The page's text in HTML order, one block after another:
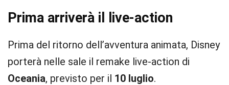
Prima arriverà il live-action
Prima del ritorno dell’avventura animata, Disney
porterà nelle sale il remake live-action di
Oceania, previsto per il 10 luglio.